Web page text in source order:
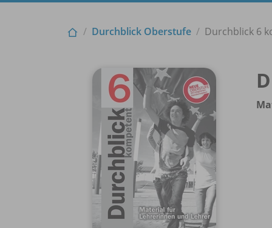
Durchblick Oberstufe Durchblick 6